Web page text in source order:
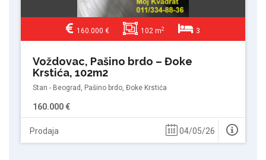
160.000 € 102 m2 3
Voždovac, Pašino brdo – Đoke
Krstića, 102m2
Stan - Beograd, Pašino brdo, Đoke Krstića
160.000 €
Prodaja 04/05/26